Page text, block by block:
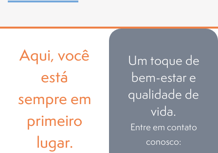
Aqui, você
está
sempre em
primeiro
lugar.
Um toque de
bem-estar e
qualidade de
vida.
Entre em contato
conosco: